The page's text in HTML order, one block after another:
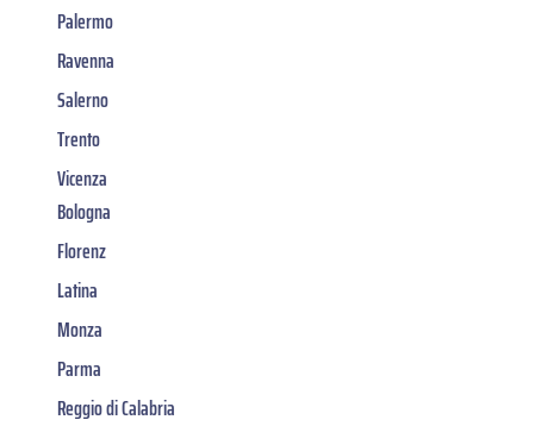
Palermo
Ravenna
Salerno
Trento
Vicenza
Bologna
Florenz
Latina
Monza
Parma
Reggio di Calabria